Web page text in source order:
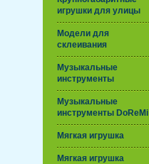
игрушки для улицы
Модели для
склеивания
Музыкальные
инструменты
Музыкальные
инструменты DoReMi
Мягкая игрушка
Мягкая игрушка